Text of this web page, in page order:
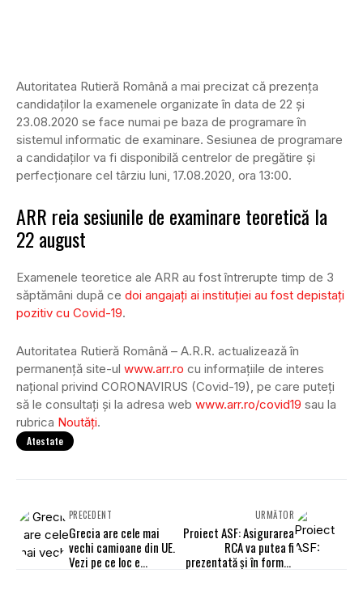
Autoritatea Rutieră Română a mai precizat că prezența
candidaților la examenele organizate în data de 22 şi
23.08.2020 se face numai pe baza de programare în
sistemul informatic de examinare. Sesiunea de programare
a candidaților va fi disponibilă centrelor de pregătire şi
perfecționare cel târziu luni, 17.08.2020, ora 13:00.
ARR reia sesiunile de examinare teoretică la
22 august
Examenele teoretice ale ARR au fost întrerupte timp de 3
săptămâni după ce doi angajați ai instituției au fost depistați
pozitiv cu Covid-19.
Autoritatea Rutieră Română – A.R.R. actualizează în
permanență site-ul www.arr.ro cu informațiile de interes
național privind CORONAVIRUS (Covid-19), pe care puteți
să le consultați și la adresa web www.arr.ro/covid19 sau la
rubrica Noutăţi.
Atestate
PRECEDENT
Grecia are cele mai
vechi camioane din UE.
Vezi pe ce loc e
URMĂTOR
Proiect ASF: Asigurarea
RCA va putea fi
prezentată și în format